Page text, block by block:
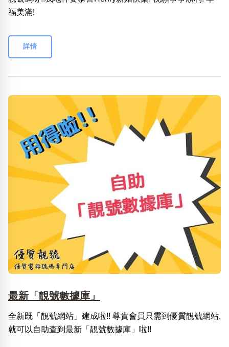
福美滿!
詳情
最新「靚號數據庫」
全新既「靚號網站」建成啦!! 尊貴會員只需到優質靚號網站,
就可以自助查到最新「靚號數據庫」啦!!